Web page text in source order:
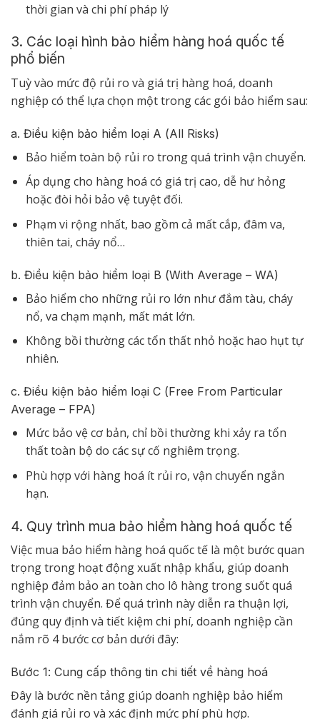
thời gian và chi phí pháp lý
3. Các loại hình bảo hiểm hàng hoá quốc tế
phổ biến
Tuỳ vào mức độ rủi ro và giá trị hàng hoá, doanh
nghiệp có thể lựa chọn một trong các gói bảo hiểm sau:
a. Điều kiện bảo hiểm loại A (All Risks)
Bảo hiểm toàn bộ rủi ro trong quá trình vận chuyển.
Áp dụng cho hàng hoá có giá trị cao, dễ hư hỏng
hoặc đòi hỏi bảo vệ tuyệt đối.
Phạm vi rộng nhất, bao gồm cả mất cắp, đâm va,
thiên tai, cháy nổ…
b. Điều kiện bảo hiểm loại B (With Average – WA)
Bảo hiểm cho những rủi ro lớn như đắm tàu, cháy
nổ, va chạm mạnh, mất mát lớn.
Không bồi thường các tổn thất nhỏ hoặc hao hụt tự
nhiên.
c. Điều kiện bảo hiểm loại C (Free From Particular
Average – FPA)
Mức bảo vệ cơ bản, chỉ bồi thường khi xảy ra tổn
thất toàn bộ do các sự cố nghiêm trọng.
Phù hợp với hàng hoá ít rủi ro, vận chuyển ngắn
hạn.
4. Quy trình mua bảo hiểm hàng hoá quốc tế
Việc mua bảo hiểm hàng hoá quốc tế là một bước quan
trọng trong hoạt động xuất nhập khẩu, giúp doanh
nghiệp đảm bảo an toàn cho lô hàng trong suốt quá
trình vận chuyển. Để quá trình này diễn ra thuận lợi,
đúng quy định và tiết kiệm chi phí, doanh nghiệp cần
nắm rõ 4 bước cơ bản dưới đây:
Bước 1: Cung cấp thông tin chi tiết về hàng hoá
Đây là bước nền tảng giúp doanh nghiệp bảo hiểm
đánh giá rủi ro và xác định mức phí phù hợp.